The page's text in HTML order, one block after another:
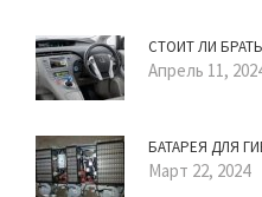
СТОИТ ЛИ
Апрель 11,
БАТАРЕЯ ДЛЯ
Март 22, 2024